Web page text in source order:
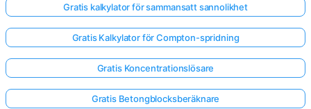
Gratis kalkylator för sammansatt sannolikhet
Gratis Kalkylator för Compton-spridning
Gratis Koncentrationslösare
Gratis Betongblocksberäknare